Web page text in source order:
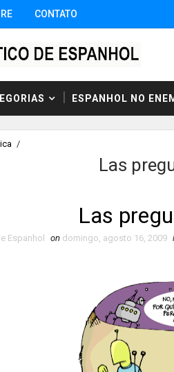
CONTATO
ESPANHOL NO
/
Las
Las
Espanhol on domingo, agosto 16, 2009